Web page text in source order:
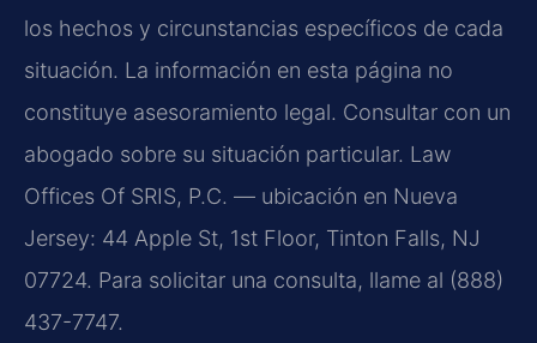
los hechos y circunstancias específicos de cada
situación. La información en esta página no
constituye asesoramiento legal. Consultar con un
abogado sobre su situación particular. Law
Offices Of SRIS, P.C. — ubicación en Nueva
Jersey: 44 Apple St, 1st Floor, Tinton Falls, NJ
07724. Para solicitar una consulta, llame al (888)
437-7747.